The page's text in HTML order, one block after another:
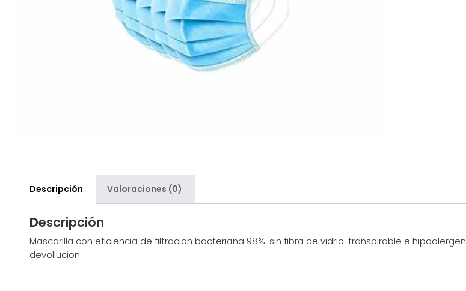
Descripción Valoraciones (0)
Descripción
Mascarilla con eficiencia de filtracion bacteriana 98%. sin fibra de vidrio. transpirable e
devollucion.